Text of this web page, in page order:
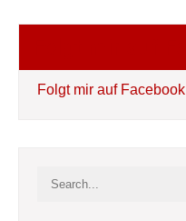
Folgt mir auf Facebook